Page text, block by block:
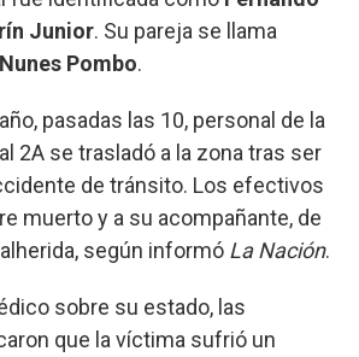
Junior. Su pareja se llama
Pombo.
pasadas las 10, personal de la
2A se trasladó a la zona tras ser
de tránsito. Los efectivos
muerto y a su acompañante, de
según informó La Nación.
sobre su estado, las
que la víctima sufrió un